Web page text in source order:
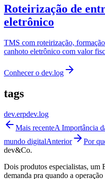
Roteirização de
eletrônico
TMS com roteirização,
canhoto eletrônico com valor
Conhecer o dev.log
tags
dev.erpdev.log
Mais recenteA Importância
mundo digitalAnterior
Por
dev&Co.
Dois produtos especialistas, um
demanda pra quando a